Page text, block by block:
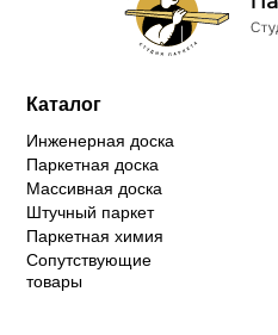
Каталог
Инженерная доска
Паркетная доска
Массивная доска
Штучный паркет
Паркетная химия
Сопутствующие
товары